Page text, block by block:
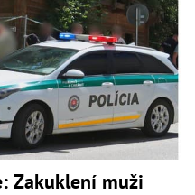
Zakuklení muži